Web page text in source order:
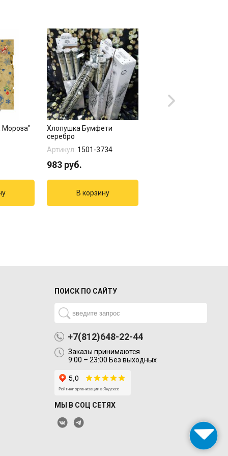
Мороза"
Хлопушка Бумфети
серебро
Артикул: 1501-3734
983 руб.
ПОИСК ПО САЙТУ
+7(812)648-22-44
Заказы принимаются
9:00 – 23:00 Без выходных
МЫ В СОЦ СЕТЯХ